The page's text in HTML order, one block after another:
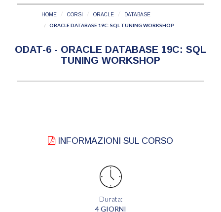
HOME CORSI ORACLE DATABASE
ORACLE DATABASE 19C: SQL TUNING WORKSHOP
ODAT-6 - ORACLE DATABASE 19C: SQL
TUNING WORKSHOP
INFORMAZIONI SUL CORSO
Durata:
4 GIORNI